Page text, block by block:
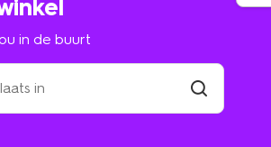
in de buurt